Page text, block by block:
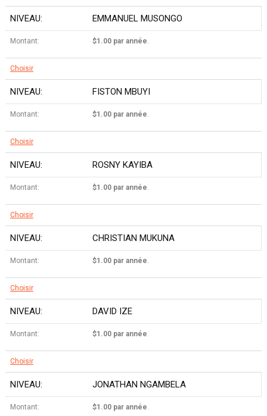
EMMANUEL MUSONGO
$1.00 par année.
Choisir
FISTON MBUYI
$1.00 par année.
Choisir
ROSNY KAYIBA
$1.00 par année.
Choisir
CHRISTIAN MUKUNA
$1.00 par année.
Choisir
DAVID IZE
$1.00 par année.
Choisir
JONATHAN NGAMBELA
$1.00 par année.